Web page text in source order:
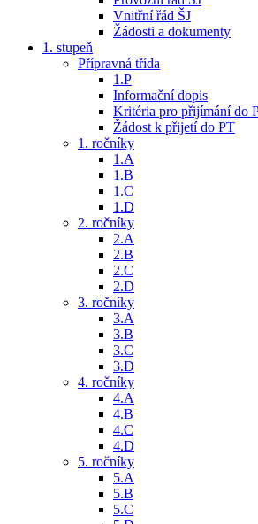
Vnitřní řád ŠJ
Žádosti a dokumenty
1. stupeň
Přípravná třída
1.P
Informační dopis
Kritéria pro přijímání do
Žádost k přijetí do PT
1. ročníky
1.A
1.B
1.C
1.D
2. ročníky
2.A
2.B
2.C
2.D
3. ročníky
3.A
3.B
3.C
3.D
4. ročníky
4.A
4.B
4.C
4.D
5. ročníky
5.A
5.B
5.C